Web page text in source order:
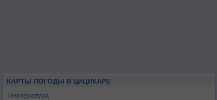
КАРТЫ ПОГОДЫ В ЦИЦИКАРЕ
Температура